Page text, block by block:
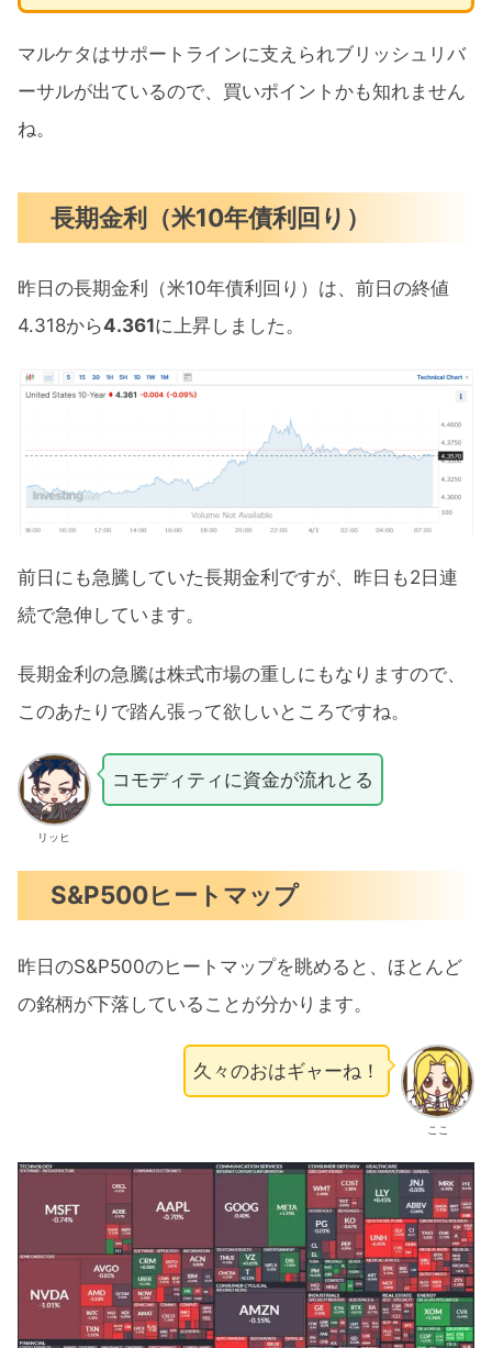
マルケタはサポートラインに支えられブリッシュリバ
ーサルが出ているので、買いポイントかも知れません
ね。
長期金利（米10年債利回り）
昨日の長期金利（米10年債利回り）は、前日の終値
4.318から4.361に上昇しました。
前日にも急騰していた長期金利ですが、昨日も2日連
続で急伸しています。
長期金利の急騰は株式市場の重しにもなりますので、
このあたりで踏ん張って欲しいところですね。
リッヒ
コモディティに資金が流れとる
S&P500ヒートマップ
昨日のS&P500のヒートマップを眺めると、ほとんど
の銘柄が下落していることが分かります。
ここ
久々のおはギャーね！